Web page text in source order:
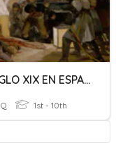
EL SIGLO XIX EN ESPAÑA
1st - 10th